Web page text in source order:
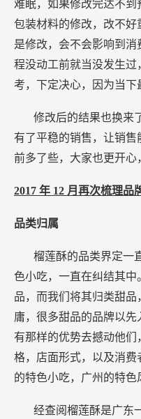
难眠，如果修改完达不
包装材料的修改，改不
是修改，会不会影响到
程没动工前就当没发生
考，下定决心，因为当下
修改后的结果也换来
有了平稳的销售，让销
前多了些，大家也更开心
2017 年 12 月再次梳理品
品类归属
榴莲酥的品类界定一
色小吃，一直在纠结其
品，而我们将其归类甜
庸，很多甜品的品牌以
有那样的优势去撼动他
格，店面形式，以及消费
的特色小吃，广州的特色
经查阅榴莲酥是广东